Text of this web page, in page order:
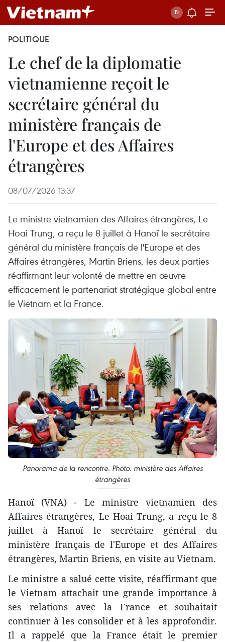
POLITIQUE
Le chef de la diplomatie
vietnamienne reçoit le
secrétaire général du
ministère français de
l'Europe et des Affaires
étrangères
08/07/2026 13:37
Le ministre vietnamien des Affaires étrangères, Le
Hoai Trung, a reçu le 8 juillet à Hanoï le secrétaire
général du ministère français de l'Europe et des
Affaires étrangères, Martin Briens, les deux parties
réaffirmant leur volonté de mettre en œuvre
efficacement le partenariat stratégique global entre
le Vietnam et la France.
Panorama de la rencontre. Photo: ministère des Affaires
étrangères
Hanoï (VNA) - Le ministre vietnamien des
Affaires étrangères, Le Hoai Trung, a reçu le 8
juillet à Hanoï le secrétaire général du
ministère français de l'Europe et des Affaires
étrangères, Martin Briens, en visite au Vietnam.
Le ministre a salué cette visite, réaffirmant que
le Vietnam attachait une grande importance à
ses relations avec la France et souhaitait
continuer à les consolider et à les approfondir.
Il a rappelé que la France était le premier